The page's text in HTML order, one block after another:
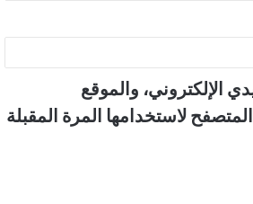
الإلكتروني، والموقع
لاستخدامها المرة المقبلة